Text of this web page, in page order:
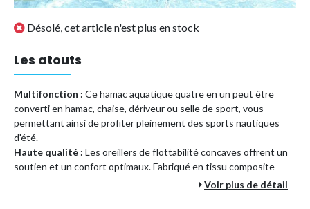
Désolé, cet article n'est plus en stock
Les atouts
Multifonction : Ce hamac aquatique quatre en un peut être
converti en hamac, chaise, dériveur ou selle de sport, vous
permettant ainsi de profiter pleinement des sports nautiques
d'été.
Haute qualité : Les oreillers de flottabilité concaves offrent un
soutien et un confort optimaux. Fabriqué en tissu composite
PVC de haute qualité, ce hamac assure une étanchéité à l'air
Voir plus de détail